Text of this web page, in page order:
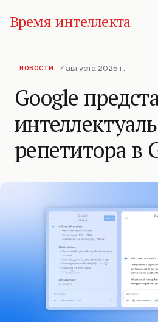
Время интеллекта
НОВОСТИ 7 августа 2025 г.
Google
репетитора в